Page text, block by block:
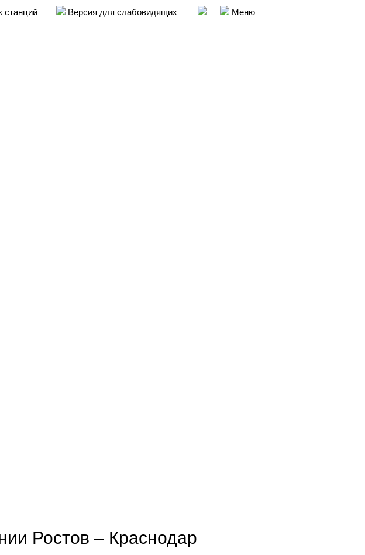
станций Версия для слабовидящих Меню
Ростов – Краснодар